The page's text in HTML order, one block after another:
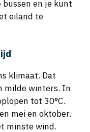
eiland te
winters. In
tot 30°C.
mei en oktober.
minste wind.